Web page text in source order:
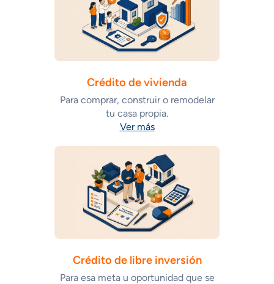
Crédito de vivienda
Para comprar, construir o remodelar
tu casa propia.
Ver más
Crédito de libre inversión
Para esa meta u oportunidad que se